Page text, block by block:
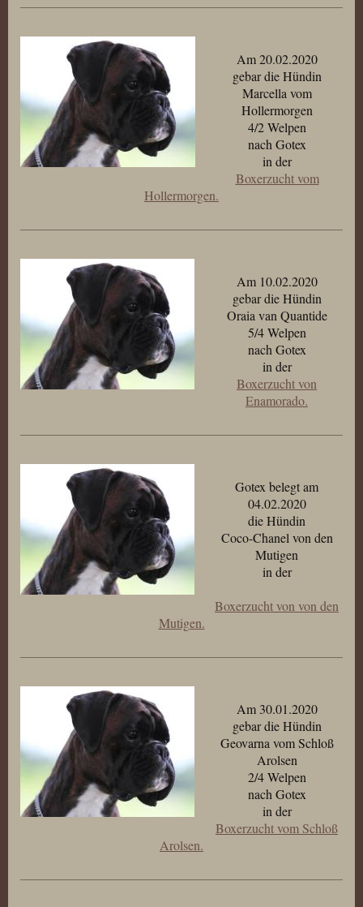
Am 20.02.2020
gebar die Hündin
Marcella vom
Hollermorgen
4/2 Welpen
nach Gotex
in der
Boxerzucht vom
Hollermorgen.
Am 10.02.2020
gebar die Hündin
Oraia van Quantide
5/4 Welpen
nach Gotex
in der
Boxerzucht von
Enamorado.
Gotex belegt am
04.02.2020
die Hündin
Coco-Chanel von den
Mutigen
in der
Boxerzucht von von den
Mutigen.
Am 30.01.2020
gebar die Hündin
Geovarna vom Schloß
Arolsen
2/4 Welpen
nach Gotex
in der
Boxerzucht vom Schloß
Arolsen.